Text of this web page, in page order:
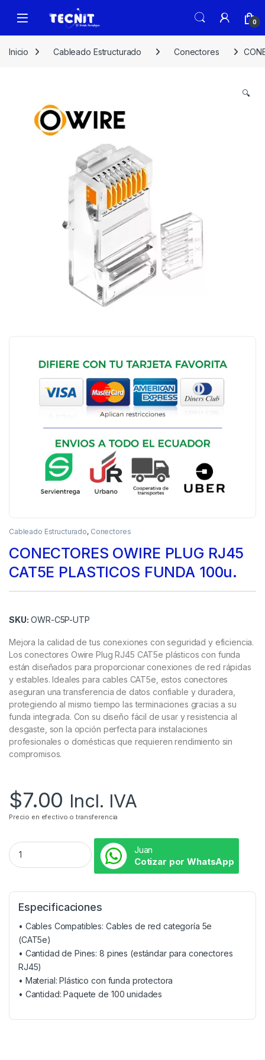
0
Inicio Cableado Estructurado Conectores
🔍
Cableado Estructurado, Conectores
CONECTORES OWIRE PLUG RJ45
CAT5E PLASTICOS FUNDA 100u.
SKU: OWR-C5P-UTP
Mejora la calidad de tus conexiones con seguridad y eficiencia.
Los conectores Owire Plug RJ45 CAT5e plásticos con funda
están diseñados para proporcionar conexiones de red rápidas
y estables. Ideales para cables CAT5e, estos conectores
aseguran una transferencia de datos confiable y duradera,
protegiendo al mismo tiempo las terminaciones gracias a su
funda integrada. Con su diseño fácil de usar y resistencia al
desgaste, son la opción perfecta para instalaciones
profesionales o domésticas que requieren rendimiento sin
compromisos.
$7.00 Incl. IVA
Precio en efectivo o transferencia
Juan
Cotizar por WhatsApp
Especificaciones
• Cables Compatibles: Cables de red categoría 5e
(CAT5e)
• Cantidad de Pines: 8 pines (estándar para conectores
RJ45)
• Material: Plástico con funda protectora
• Cantidad: Paquete de 100 unidades